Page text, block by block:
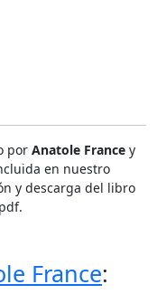
por Anatole France y
en nuestro
y descarga del libro
France: